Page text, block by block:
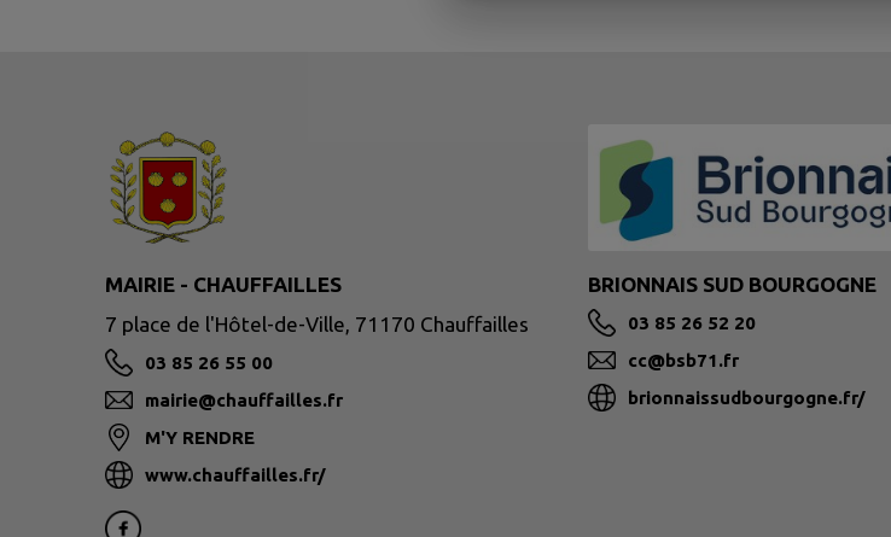
MAIRIE - CHAUFFAILLES
7 place de l'Hôtel-de-Ville, 71170 Chauffailles
03 85 26 55 00
mairie@chauffailles.fr
M'Y RENDRE
www.chauffailles.fr/
BRIONNAIS SUD BOURGOGNE
03 85 26 52 20
cc@bsb71.fr
brionnaissudbourgogne.fr/